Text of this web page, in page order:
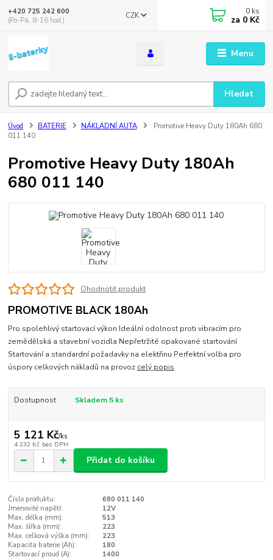
Menu
CZK
Hledat
+420 725 242 600
(Po-Pá, 8-16 hod.)
0 ks
za 0 Kč
Úvod BATERIE NÁKLADNÍ AUTA
Promotive Heavy Duty 180Ah 680
011 140
Promotive Heavy Duty 180Ah
680 011 140
Ohodnotit produkt
PROMOTIVE BLACK 180Ah
Pro spolehlivý startovací výkon Ideální odolnost proti vibracím pro
zemědělská a stavební vozidla Nepřetržité opakované startování
Startování a standardní požadavky na elektřinu Perfektní volba pro
úspory celkových nákladů na provoz celý popis
Dostupnost Skladem 5 ks
5 121 Kč/ks
4 232 Kč bez DPH
Přidat do košíku
Číslo produktu:
680 011 140
Jmenovité napětí:
12V
Max. délka (mm):
513
Max. šířka (mm):
223
Max. celková výška (mm):
223
Kapacita baterie (Ah):
180
Startovací proud (A):
1400